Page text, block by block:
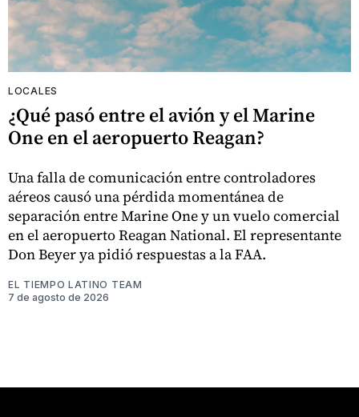
LOCALES
¿Qué pasó entre el avión y el Marine
One en el aeropuerto Reagan?
Una falla de comunicación entre controladores
aéreos causó una pérdida momentánea de
separación entre Marine One y un vuelo comercial
en el aeropuerto Reagan National. El representante
Don Beyer ya pidió respuestas a la FAA.
EL TIEMPO LATINO TEAM
7 de agosto de 2026